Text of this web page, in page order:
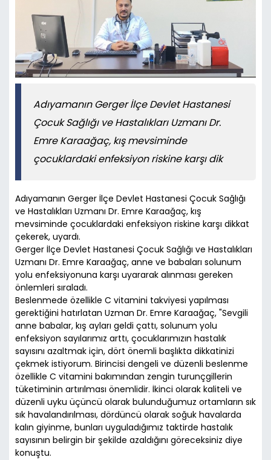
Adıyamanın Gerger İlçe Devlet Hastanesi
Çocuk Sağlığı ve Hastalıkları Uzmanı Dr.
Emre Karaağaç, kış mevsiminde
çocuklardaki enfeksiyon riskine karşı dik
Adıyamanın Gerger İlçe Devlet Hastanesi Çocuk Sağlığı
ve Hastalıkları Uzmanı Dr. Emre Karaağaç, kış
mevsiminde çocuklardaki enfeksiyon riskine karşı dikkat
çekerek, uyardı.
Gerger İlçe Devlet Hastanesi Çocuk Sağlığı ve Hastalıkları
Uzmanı Dr. Emre Karaağaç, anne ve babaları solunum
yolu enfeksiyonuna karşı uyararak alınması gereken
önlemleri sıraladı.
Beslenmede özellikle C vitamini takviyesi yapılması
gerektiğini hatırlatan Uzman Dr. Emre Karaağaç, "Sevgili
anne babalar, kış ayları geldi çattı, solunum yolu
enfeksiyon sayılarımız arttı, çocuklarımızın hastalık
sayısını azaltmak için, dört önemli başlıkta dikkatinizi
çekmek istiyorum. Birincisi dengeli ve düzenli beslenme
özellikle C vitamini bakımından zengin turunçgillerin
tüketiminin artırılması önemlidir. İkinci olarak kaliteli ve
düzenli uyku üçüncü olarak bulunduğumuz ortamların sık
sık havalandırılması, dördüncü olarak soğuk havalarda
kalın giyinme, bunları uyguladığımız taktirde hastalık
sayısının belirgin bir şekilde azaldığını göreceksiniz diye
konuştu.